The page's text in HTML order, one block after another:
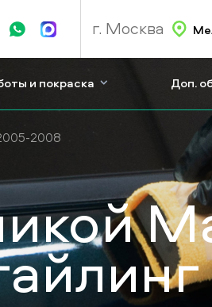
г. Москва
и покраска Доп.
2008